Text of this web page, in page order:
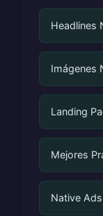
Headlines
Imágenes
Landing
Mejores
Native